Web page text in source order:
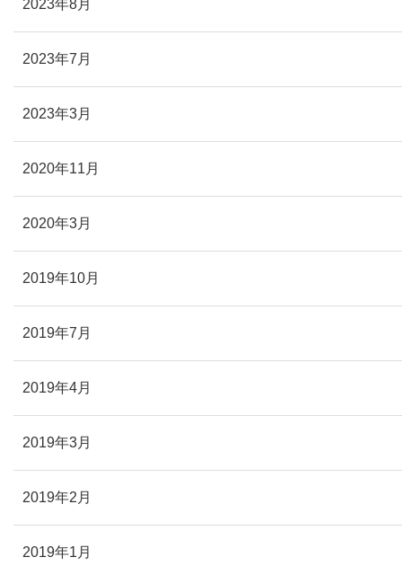
2023年8月
2023年7月
2023年3月
2020年11月
2020年3月
2019年10月
2019年7月
2019年4月
2019年3月
2019年2月
2019年1月